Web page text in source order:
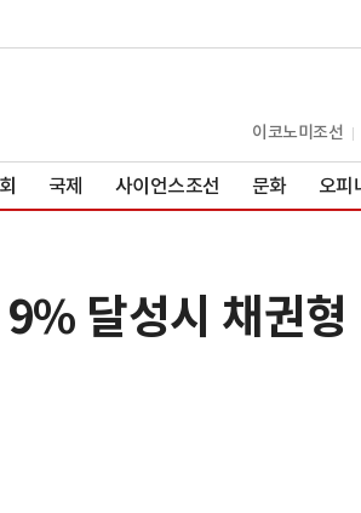
이코노미조선
국제 사이언스조선 문화 오피
달성시 채권형